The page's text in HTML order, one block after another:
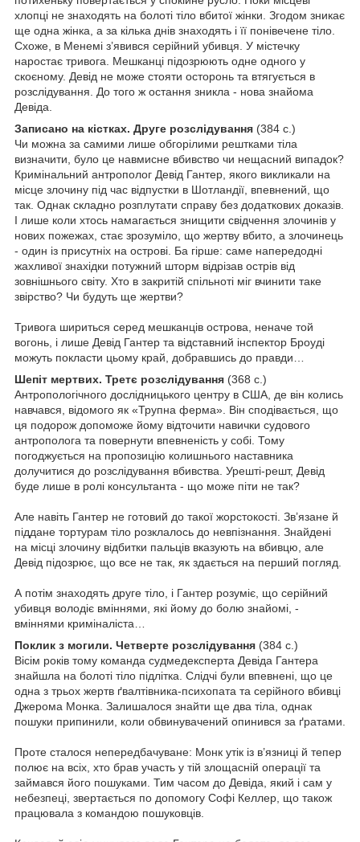
хлопці не знаходять на болоті тіло вбитої жінки. Згодом зникає
ще одна жінка, а за кілька днів знаходять і її понівечене тіло.
Схоже, в Менемі з’явився серійний убивця. У містечку
наростає тривога. Мешканці підозрюють одне одного у
скоєному. Девід не може стояти осторонь та втягується в
розслідування. До того ж остання зникла - нова знайома
Девіда.
Записано на кістках. Друге розслідування (384 с.)
Чи можна за самими лише обгорілими рештками тіла
визначити, було це навмисне вбивство чи нещасний випадок?
Кримінальний антрополог Девід Гантер, якого викликали на
місце злочину під час відпустки в Шотландії, впевнений, що
так. Однак складно розплутати справу без додаткових доказів.
І лише коли хтось намагається знищити свідчення злочинів у
нових пожежах, стає зрозуміло, що жертву вбито, а злочинець
- один із присутніх на острові. Ба гірше: саме напередодні
жахливої знахідки потужний шторм відрізав острів від
зовнішнього світу. Хто в закритій спільноті міг вчинити таке
звірство? Чи будуть ще жертви?
Тривога шириться серед мешканців острова, неначе той
вогонь, і лише Девід Гантер та відставний інспектор Броуді
можуть покласти цьому край, добравшись до правди…
Шепіт мертвих. Третє розслідування (368 с.)
Антропологічного дослідницького центру в США, де він колись
навчався, відомого як «Трупна ферма». Він сподівається, що
ця подорож допоможе йому відточити навички судового
антрополога та повернути впевненість у собі. Тому
погоджується на пропозицію колишнього наставника
долучитися до розслідування вбивства. Урешті-решт, Девід
буде лише в ролі консультанта - що може піти не так?
Але навіть Гантер не готовий до такої жорстокості. Зв’язане й
піддане тортурам тіло розклалось до невпізнання. Знайдені
на місці злочину відбитки пальців вказують на вбивцю, але
Девід підозрює, що все не так, як здається на перший погляд.
А потім знаходять друге тіло, і Гантер розуміє, що серійний
убивця володіє вміннями, які йому до болю знайомі, -
вміннями криміналіста…
Поклик з могили. Четверте розслідування (384 с.)
Вісім років тому команда судмедексперта Девіда Гантера
знайшла на болоті тіло підлітка. Слідчі були впевнені, що це
одна з трьох жертв ґвалтівника-психопата та серійного вбивці
Джерома Монка. Залишалося знайти ще два тіла, однак
пошуки припинили, коли обвинувачений опинився за ґратами.
Проте сталося непередбачуване: Монк утік із в’язниці й тепер
полює на всіх, хто брав участь у тій злощасній операції та
займався його пошуками. Тим часом до Девіда, який і сам у
небезпеці, звертається по допомогу Софі Келлер, що також
працювала з командою пошуковців.